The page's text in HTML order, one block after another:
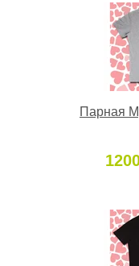
Парная